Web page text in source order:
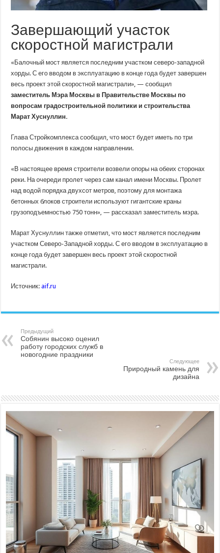
Завершающий участок
скоростной магистрали
«Балочный мост является последним участком северо-западной
хорды. С его вводом в эксплуатацию в конце года будет завершен
весь проект этой скоростной магистрали», — сообщил
заместитель Мэра Москвы в Правительстве Москвы по
вопросам градостроительной политики и строительства
Марат Хуснуллин.
Глава Стройкомплекса сообщил, что мост будет иметь по три
полосы движения в каждом направлении.
«В настоящее время строители возвели опоры на обеих сторонах
реки. На очереди пролет через сам канал имени Москвы. Пролет
над водой порядка двухсот метров, поэтому для монтажа
бетонных блоков строители используют гигантские краны
грузоподъемностью 750 тонн», — рассказал заместитель мэра.
Марат Хуснуллин также отметил, что мост является последним
участком Северо-Западной хорды. С его вводом в эксплуатацию в
конце года будет завершен весь проект этой скоростной
магистрали.
Источник:aif.ru
Предыдущий
Собянин высоко оценил
работу городских служб в
новогодние праздники
Следующее
Природный камень для
дизайна